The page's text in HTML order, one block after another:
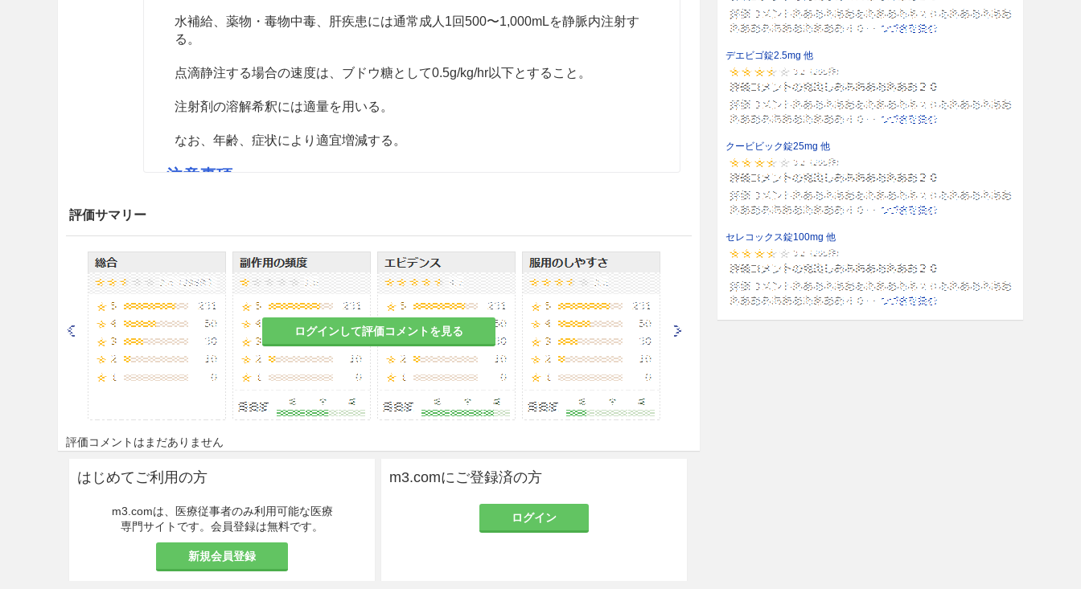
水補給、薬物・毒物中毒、肝疾患には通常成人1回500〜1,000mLを静脈内注射す
る。
点滴静注する場合の速度は、ブドウ糖として0.5g/kg/hr以下とすること。
注射剤の溶解希釈には適量を用いる。
なお、年齢、症状により適宜増減する。
注意事項
ブドウ糖の投与速度が速い場合に急激に中止することにより、低血糖を起こすおそ
れがある。
慎重投与
9.1 合併症・既往歴等のある患者
9.1.1 カリウム欠乏傾向のある患者
ブドウ糖の投与によりカリウムが細胞内に移行し、一時的に血清カリウム値が低
下し、症状が悪化するおそれがある。
9.1.2 糖尿病の患者
血糖値が上昇することにより、症状が悪化するおそれがある。
9.1.3 尿崩症の患者
9.2 腎機能障害患者
評価サマリー
ログインして評価コメントを見る
評価コメントはまだありません
はじめてご利用の方
m3.comは、医療従事者のみ利用可能な医療
専門サイトです。会員登録は無料です。
新規会員登録
m3.comにご登録済の方
ログイン
デエビゴ錠2.5mg 他
クービビック錠25mg 他
セレコックス錠100mg 他